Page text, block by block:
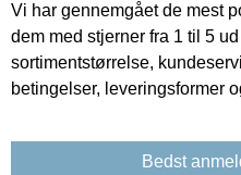
Vi har gennemgået de mest
dem med stjerner fra 1 til 5
sortimentstørrelse,
betingelser, leveringsformer
Bedst